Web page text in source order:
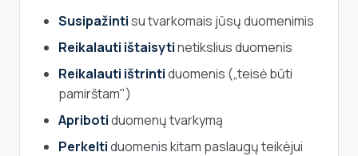
Susipažintisu tvarkomais jūsų duomenimis
Reikalauti ištaisytinetikslius duomenis
Reikalauti ištrintiduomenis („teisė būti
pamirštam")
Apribotiduomenų tvarkymą
Perkeltiduomenis kitam paslaugų teikėjui